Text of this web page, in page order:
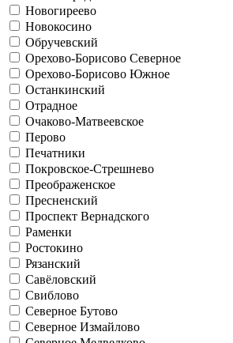
Новогиреево
Новокосино
Обручевский
Орехово-Борисово Северное
Орехово-Борисово Южное
Останкинский
Отрадное
Очаково-Матвеевское
Перово
Печатники
Покровское-Стрешнево
Преображенское
Пресненский
Проспект Вернадского
Раменки
Ростокино
Рязанский
Савёловский
Свиблово
Северное Бутово
Северное Измайлово